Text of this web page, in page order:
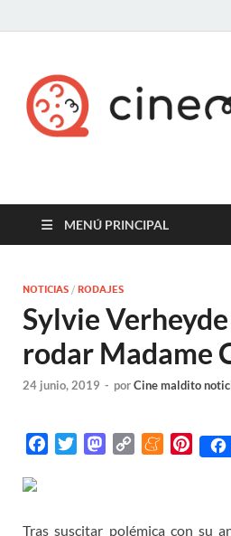
Cine
MENÚ PRINCIPAL
NOTICIAS / RODAJES
Sylvie
rodar Madame
24 junio, 2019 - porCine maldito
b
t
M
o
L
M
a
P
e
Tras suscitar polémica con su